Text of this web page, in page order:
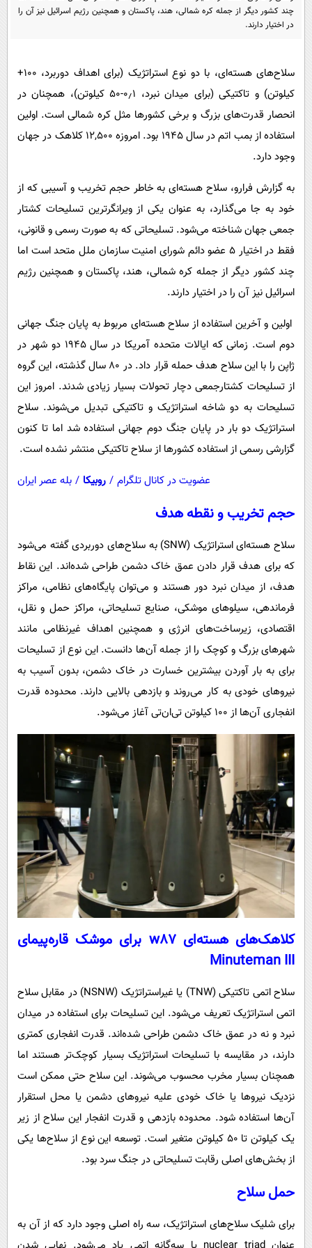
سرگرمی
محیط زیست
سلامت
بین الملل
اجتماعی
حیات وحش
پیامک
دانلود
چند کشور دیگر از جمله کره شمالی، هند، پاکستان و همچنین رژیم اسرائیل نیز آن را
در اختیار دارند.
سلاح‌های هسته‌ای، با دو نوع استراتژیک (برای اهداف دوربرد، ۱۰۰+
کیلوتن) و تاکتیکی (برای میدان نبرد، ۰٫۱-۵۰ کیلوتن)، همچنان در
انحصار قدرت‌های بزرگ و برخی کشورها مثل کره شمالی‌ است. اولین
استفاده از بمب اتم در سال ۱۹۴۵ بود. امروزه ۱۲,۵۰۰ کلاهک در جهان
وجود دارد.
به گزارش فرارو، سلاح هسته‌ای به خاطر حجم تخریب و آسیبی که از
خود به جا می‌گذارد، به عنوان یکی از ویرانگرترین تسلیحات کشتار
جمعی جهان شناخته می‌شود. تسلیحاتی که به صورت رسمی و قانونی،
فقط در اختیار ۵ عضو دائم شورای امنیت سازمان ملل متحد است اما
چند کشور دیگر از جمله کره شمالی، هند، پاکستان و همچنین رژیم
اسرائیل نیز آن را در اختیار دارند.
اولین و آخرین استفاده از سلاح هسته‌ای مربوط به پایان جنگ جهانی
دوم است. زمانی که ایالات متحده آمریکا در سال ۱۹۴۵ دو شهر در
ژاپن را با این سلاح هدف حمله قرار داد. در ۸۰ سال گذشته، این گروه
از تسلیحات کشتارجمعی دچار تحولات بسیار زیادی شدند. امروز این
تسلیحات به دو شاخه استراتژیک و تاکتیکی تبدیل می‌شوند. سلاح
استراتژیک دو بار در پایان جنگ دوم جهانی استفاده شد اما تا کنون
گزارشی رسمی از استفاده کشورها از سلاح تاکتیکی منتشر نشده است.
عضویت در کانال تلگرام / روبیکا / بله عصر ایران
حجم تخریب و نقطه هدف
سلاح هسته‌ای استراتژیک (SNW) به سلاح‌های دوربردی گفته می‌شود
که برای هدف قرار دادن عمق خاک دشمن طراحی شده‌اند. این نقاط
هدف، از میدان نبرد دور هستند و می‌توان پایگاه‌های نظامی، مراکز
فرماندهی، سیلوهای موشکی، صنایع تسلیحاتی، مراکز حمل و نقل،
اقتصادی، زیرساخت‌های انرژی و همچنین اهداف غیرنظامی مانند
شهرهای بزرگ و کوچک را از جمله آن‌ها دانست. این نوع از تسلیحات
برای به بار آوردن بیشترین خسارت در خاک دشمن، بدون آسیب به
نیروهای خودی به کار می‌روند و بازدهی بالایی دارند. محدوده قدرت
انفجاری آن‌ها از ۱۰۰ کیلوتن تی‌ان‌تی آغاز می‌شود.
کلاهک‌های هسته‌ای w87 برای موشک قاره‌پیمای
Minuteman III
سلاح اتمی تاکتیکی (TNW) یا غیراستراتژیک (NSNW) در مقابل سلاح
اتمی استراتژیک تعریف می‌شود. این تسلیحات برای استفاده در میدان
نبرد و نه در عمق خاک دشمن طراحی شده‌اند. قدرت انفجاری کمتری
دارند، در مقایسه با تسلیحات استراتژیک بسیار کوچک‌تر هستند اما
همچنان بسیار مخرب محسوب می‌شوند. این سلاح حتی ممکن است
نزدیک نیروها یا خاک خودی علیه نیروهای دشمن یا محل استقرار
آن‌ها استفاده شود. محدوده بازدهی و قدرت انفجار این سلاح از زیر
یک کیلوتن تا ۵۰ کیلوتن متغیر است. توسعه این نوع از سلاح‌ها یکی
از بخش‌های اصلی رقابت تسلیحاتی در جنگ سرد بود.
حمل سلاح
برای شلیک سلاح‌های استراتژیک، سه راه اصلی وجود دارد که از آن به